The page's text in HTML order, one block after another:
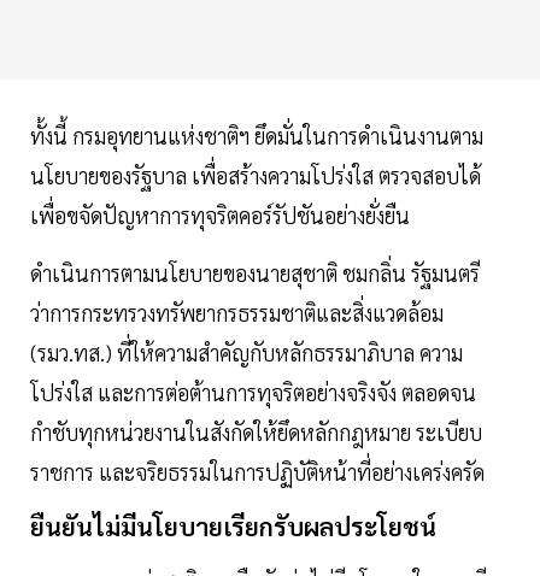
ทั้งนี้ กรมอุทยานแห่งชาติฯ ยึดมั่นในการดำเนินงานตาม
นโยบายของรัฐบาล เพื่อสร้างความโปร่งใส ตรวจสอบได้
เพื่อขจัดปัญหาการทุจริตคอร์รัปชันอย่างยั่งยืน
ดำเนินการตามนโยบายของนายสุชาติ ชมกลิ่น รัฐมนตรี
ว่าการกระทรวงทรัพยากรธรรมชาติและสิ่งแวดล้อม
(รมว.ทส.) ที่ให้ความสำคัญกับหลักธรรมาภิบาล ความ
โปร่งใส และการต่อต้านการทุจริตอย่างจริงจัง ตลอดจน
กำชับทุกหน่วยงานในสังกัดให้ยึดหลักกฎหมาย ระเบียบ
ราชการ และจริยธรรมในการปฏิบัติหน้าที่อย่างเคร่งครัด
ยืนยันไม่มีนโยบายเรียกรับผลประโยชน์